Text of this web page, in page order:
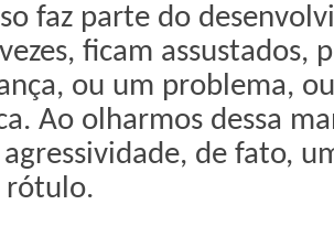
faz parte do
ficam assustados,
ou um problema,
Ao olharmos dessa
de fato,
rótulo.